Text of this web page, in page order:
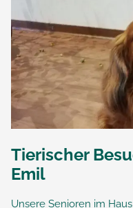
Tierischer
Emil
Unsere Senioren im